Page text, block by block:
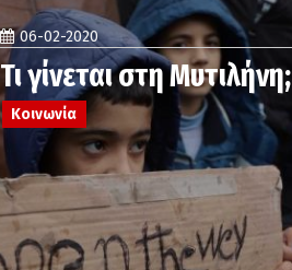
06-02-2020
Τι γίνεται στη Μυτιλήνη;
Κοινωνία